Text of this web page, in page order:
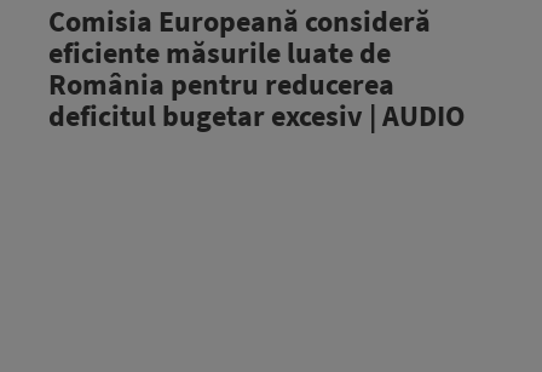
Comisia Europeană consideră
eficiente măsurile luate de
România pentru reducerea
deficitul bugetar excesiv | AUDIO